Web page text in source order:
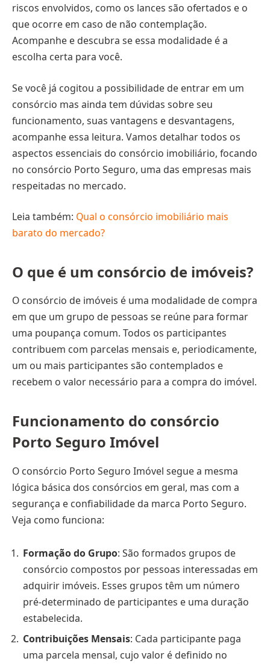
riscos envolvidos, como os lances são ofertados e o
que ocorre em caso de não contemplação.
Acompanhe e descubra se essa modalidade é a
escolha certa para você.
Se você já cogitou a possibilidade de entrar em um
consórcio mas ainda tem dúvidas sobre seu
funcionamento, suas vantagens e desvantagens,
acompanhe essa leitura. Vamos detalhar todos os
aspectos essenciais do consórcio imobiliário, focando
no consórcio Porto Seguro, uma das empresas mais
respeitadas no mercado.
Leia também: Qual o consórcio imobiliário mais
barato do mercado?
O que é um consórcio de imóveis?
O consórcio de imóveis é uma modalidade de compra
em que um grupo de pessoas se reúne para formar
uma poupança comum. Todos os participantes
contribuem com parcelas mensais e, periodicamente,
um ou mais participantes são contemplados e
recebem o valor necessário para a compra do imóvel.
Funcionamento do consórcio
Porto Seguro Imóvel
O consórcio Porto Seguro Imóvel segue a mesma
lógica básica dos consórcios em geral, mas com a
segurança e confiabilidade da marca Porto Seguro.
Veja como funciona:
Formação do Grupo: São formados grupos de
consórcio compostos por pessoas interessadas em
adquirir imóveis. Esses grupos têm um número
pré-determinado de participantes e uma duração
estabelecida.
Contribuições Mensais: Cada participante paga
uma parcela mensal, cujo valor é definido no